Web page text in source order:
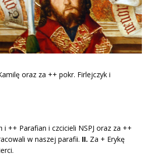
oraz za ++ pokr. Firlejczyk i
i ++ Parafian i czcicieli NSPJ oraz za ++
w naszej parafii. II. Za + Erykę